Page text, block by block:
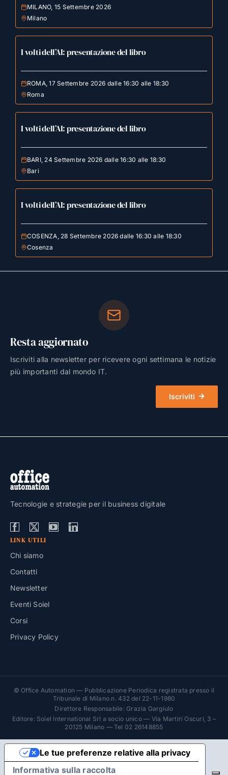
MILANO, 15 Settembre 2026
Milano
I volti dell’AI: presentazione del libro
ROMA, 17 Settembre 2026 dalle 16:30 alle 18:30
Roma
I volti dell’AI: presentazione del libro
BARI, 24 Settembre 2026 dalle 16:30 alle 18:30
Bari
I volti dell’AI: presentazione del libro
COSENZA, 28 Settembre 2026 dalle 16:30 alle 18:30
Cosenza
Resta aggiornato
Iscriviti alla newsletter per ricevere ogni settimana le notizie
più importanti dal mondo IT.
Iscriviti
Tecnologie e strategie per il business digitale
LINK UTILI
Chi siamo
Contatti
Newsletter
Eventi Soiel
Corsi
Privacy Policy
© Office Automation — Pubblicazione Periodica registrata presso il
Tribunale di Milano n. 432 del 22-11-1980
Direttore Responsabile: Grazia Gargiulo
Editore: Soiel International Srl a socio unico — Via Martiri Oscuri, 3 –
20125 Milano — Tel 02 26148855
Informativa sulla raccolta
Le tue preferenze relative alla privacy